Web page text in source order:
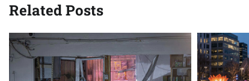
Related Posts